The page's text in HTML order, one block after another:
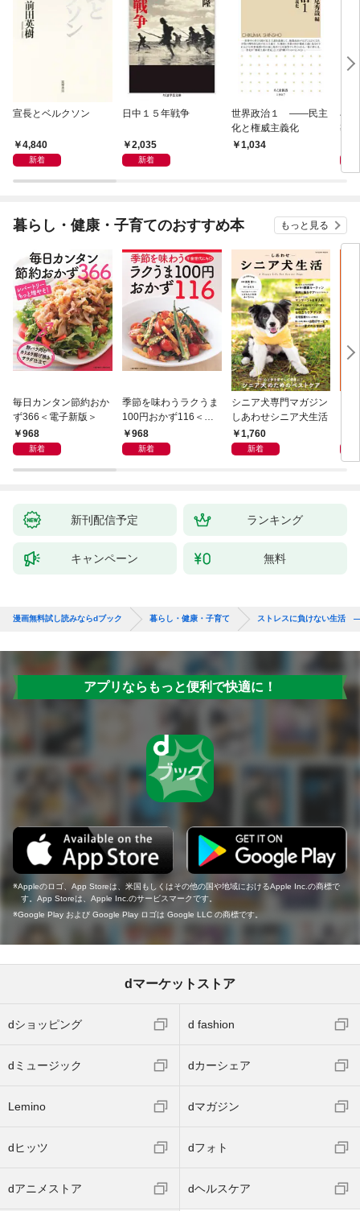
宣長とベルクソン
4,840
新着
日中１５年戦争
2,035
新着
世界政治１ ――民主
化と権威主義化
1,034
石
導
暮らし・健康・子育てのおすすめ本 もっと見る
毎日カンタン節約おか
ず366＜電子新版＞
968
新着
季節を味わうラクうま
100円おかず116＜電
子新版＞
968
新着
シニア犬専門マガジン
しあわせシニア犬生活
1,760
新着
新刊配信予定 ランキング
キャンペーン 無料
漫画無料試し読みならdブック 暮らし・健康・子育て ストレスに負けない生活
アプリならもっと便利で快適に！
Appleのロゴ、App Storeは、米国もしくはその他の国や地域におけるApple Inc.の商標で
す。App Storeは、Apple Inc.のサービスマークです。
Google Play および Google Play ロゴは Google LLC の商標です。
dマーケットストア
dショッピング d fashion
dミュージック dカーシェア
Lemino dマガジン
dヒッツ dフォト
dアニメストア dヘルスケア